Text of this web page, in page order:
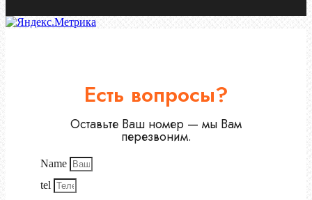
Есть вопросы?
Оставьте Ваш номер — мы Вам
перезвоним.
Name
tel